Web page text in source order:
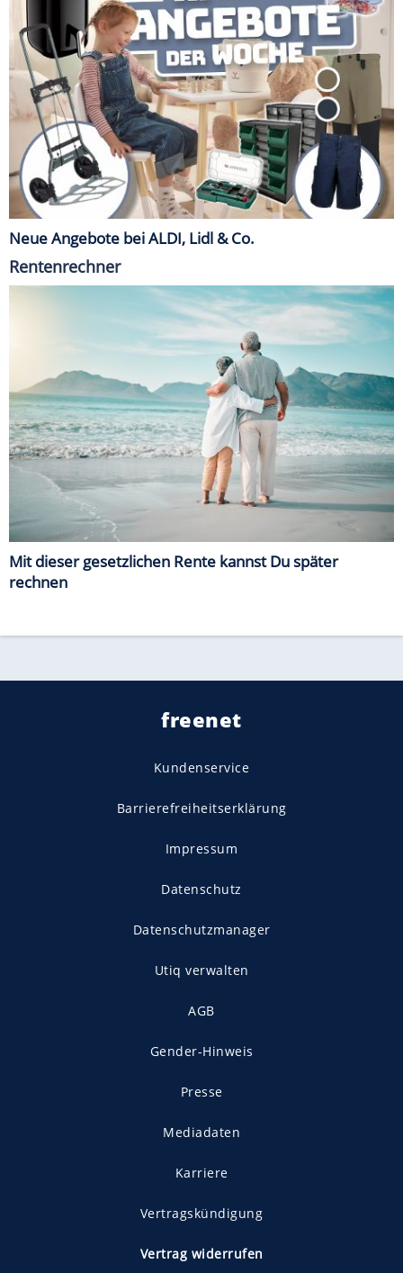
Neue Angebote bei ALDI, Lidl & Co.
Rentenrechner
Mit dieser gesetzlichen Rente kannst Du später
rechnen
freenet
Kundenservice
Barrierefreiheitserklärung
Impressum
Datenschutz
Datenschutzmanager
Utiq verwalten
AGB
Gender-Hinweis
Presse
Mediadaten
Karriere
Vertragskündigung
Vertrag widerrufen